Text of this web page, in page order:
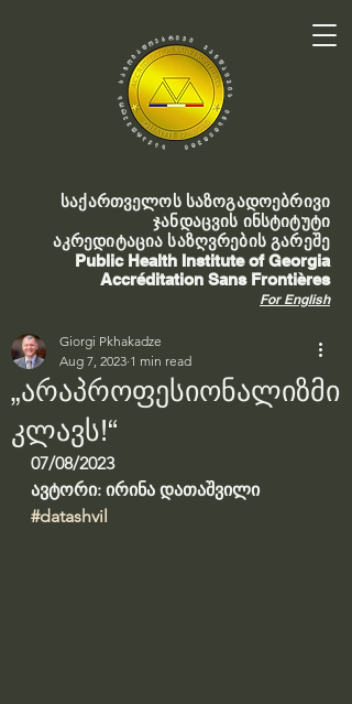
საქართველოს საზოგადოებრივი
ჯანდაცვის ინსტიტუტი
აკრედიტაცია საზღვრების გარეშე
Public Health Institute of Georgia
Accréditation Sans Frontières
For English
„არაპროფესიონალიზმი
კლავს!“
Giorgi Pkhakadze
Aug 7, 2023 1 min read
07/08/2023
ავტორი: ირინა დათაშვილი
#datashvil